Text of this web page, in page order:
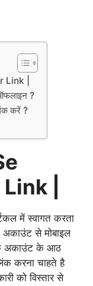
Link |
?
करें ?
|
में स्वागत करता
अकाउंट से मोबाइल
अकाउंट के आठ
करना चाहते है
को विस्तार से